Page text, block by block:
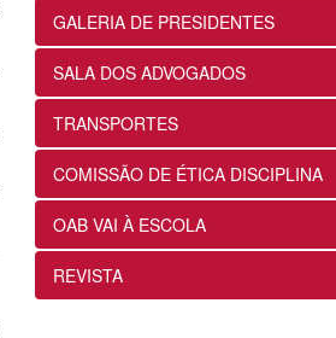
12ª Subseção e
projetos e ações
fortalecimento
advogados
OABRJ
de manuais e
para apoiar a
fluminense
GALERIA DE PRESIDENTES
SALA DOS ADVOGADOS
TRANSPORTES
COMISSÃO DE ÉTICA DISCIPLINA
OAB VAI À ESCOLA
REVISTA